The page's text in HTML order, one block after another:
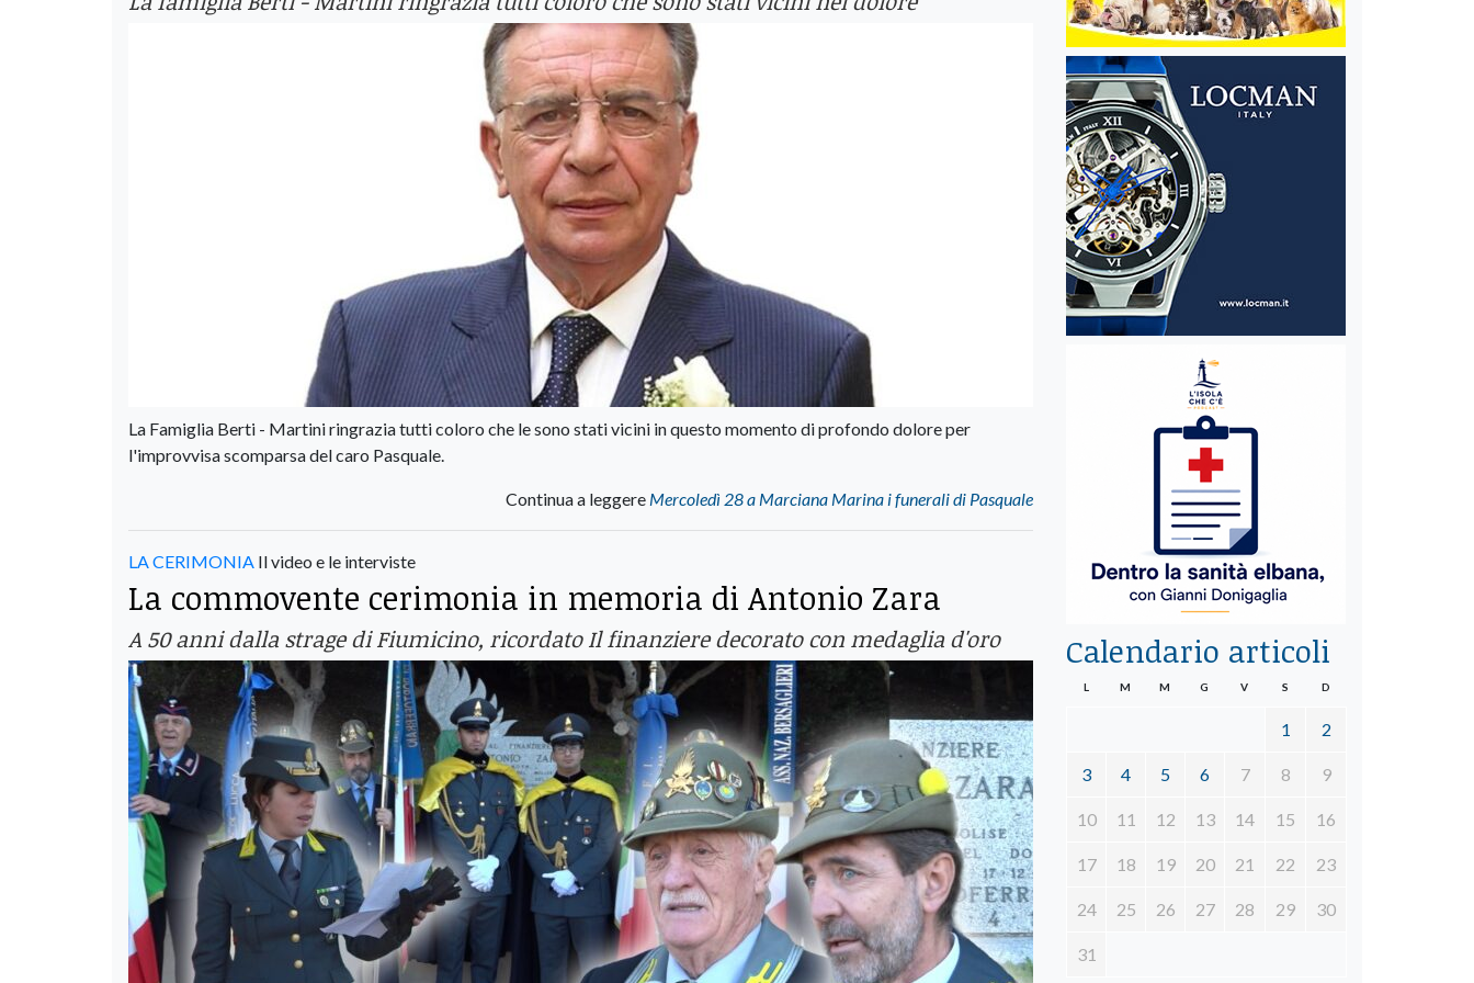
La Famiglia Berti - Martini ringrazia tutti coloro che le sono stati vicini in questo momento di profondo dolore per
l'improvvisa scomparsa del caro Pasquale.
Continua a leggere Mercoledì 28 a Marciana Marina i funerali di Pasquale
LA CERIMONIA Il video e le interviste
La commovente cerimonia in memoria di Antonio Zara
A 50 anni dalla strage di Fiumicino, ricordato Il finanziere decorato con medaglia d'oro Calendario articoli
L M M G V S D
1 2
3 4 5 6 7 8 9
10 11 12 13 14 15 16
17 18 19 20 21 22 23
24 25 26 27 28 29 30
31